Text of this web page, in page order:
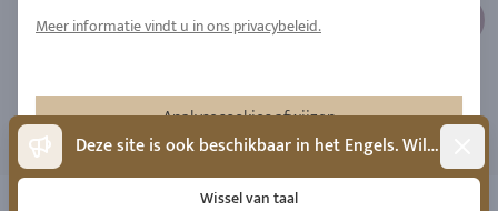
Copyright 2026 - Alle rechten voorbehouden door acredo
Deze site is ook beschikbaar in het Engels. Wilt u naar het Engels wisselen?
Wissel van taal
Meer informatie vindt u in ons privacybeleid.
Analysecookies afwijzen
Accepteer analysecookies